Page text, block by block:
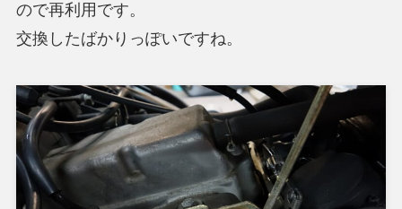
ので再利用です。
交換したばかりっぽいですね。